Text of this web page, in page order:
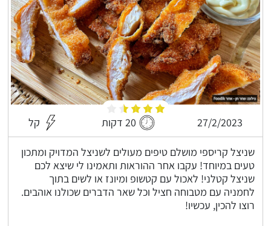
27/2/2023 20 דקות קל
שניצל קריספי מושלם טיפים מעולים לשניצל המדויק ומתכון
טעים במיוחד! עקבו אחר ההוראות ותאמינו לי שיצא לכם
שניצל קטלני! לאכול עם קטשופ ומיונז או לשים בתוך
לחמניה עם מטבוחה חציל וכל שאר הדברים שכולנו אוהבים.
רוצו להכין, עכשיו!